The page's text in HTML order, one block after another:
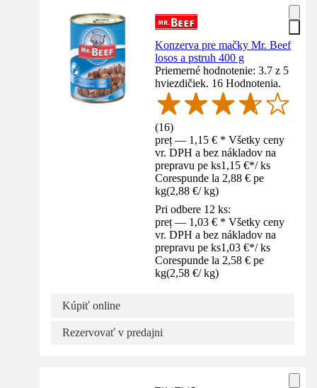
Konzerva pre mačky Mr. Beef
losos a pstruh 400 g
Priemerné hodnotenie: 3.7 z 5
hviezdičiek. 16 Hodnotenia.
(16)
preț — 1,15 € * Všetky ceny
vr. DPH a bez nákladov na
prepravu pe ks1,15 €*/ ks
Corespunde la 2,88 € pe
kg(2,88 €/ kg)
Pri odbere 12 ks:
preț — 1,03 € * Všetky ceny
vr. DPH a bez nákladov na
prepravu pe ks1,03 €*/ ks
Corespunde la 2,58 € pe
kg(2,58 €/ kg)
Kúpiť online
Rezervovať v predajni